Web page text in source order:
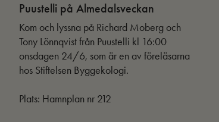
Puustelli på Almedalsveckan
Kom och lyssna på Richard Moberg och
Tony Lönnqvist från Puustelli kl 16:00
onsdagen 24/6, som är en av föreläsarna
hos Stiftelsen Byggekologi.
Plats: Hamnplan nr 212